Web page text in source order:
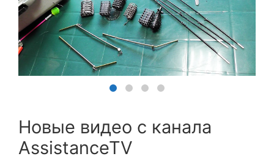
Новые видео с канала
AssistanceTV